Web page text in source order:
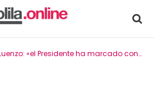
«el Presidente ha marcado con mucha claridad el sendero para la Argentina»